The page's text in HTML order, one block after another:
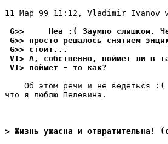
11 Мар 99 11:12, Vladimir Ivanov
G>>     Неа :( Заумно слишком.
G>> просто решалось снятием
G>> стоит...
VI> А, собственно, поймет ли в
VI> поймет - то как?
Об этом речи и не ведеться
что я люблю Пелевина.
> Жизнь ужасна и отвратительна!